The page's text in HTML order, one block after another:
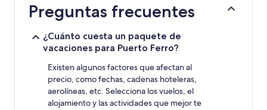
horas,Preguntas frecuentes
¿Cuánto cuesta un paquete de
vacaciones para Puerto Ferro?
Existen algunos factores que afectan al
precio, como fechas, cadenas hoteleras,
aerolíneas, etc. Selecciona los vuelos, el
alojamiento y las actividades que mejor te